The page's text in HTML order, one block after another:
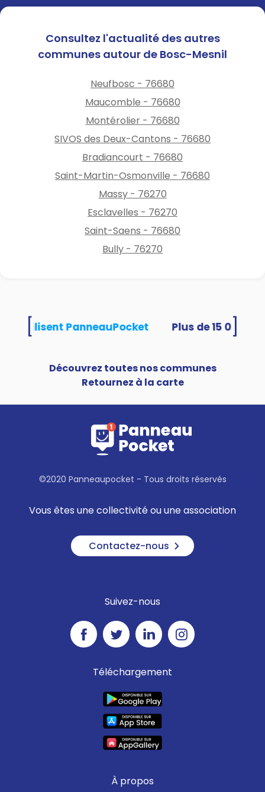
Consultez l'actualité des autres
communes autour de Bosc-Mesnil
Neufbosc - 76680
Maucomble - 76680
Montérolier - 76680
SIVOS des Deux-Cantons - 76680
Bradiancourt - 76680
Saint-Martin-Osmonville - 76680
Massy - 76270
Esclavelles - 76270
Saint-Saens - 76680
Bully - 76270
utilisent PanneauPocket
Découvrez toutes nos communes
Retournez à la carte
©2020 Panneaupocket - Tous droits réservés
Vous êtes une collectivité ou une association
Contactez-nous
Suivez-nous
Téléchargement
À propos